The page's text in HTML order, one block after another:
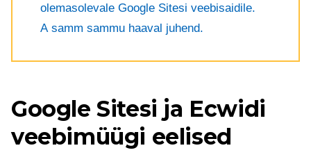
olemasolevale Google Sitesi veebisaidile.
A samm sammu haaval juhend.
Google Sitesi ja Ecwidi
veebimüügi eelised